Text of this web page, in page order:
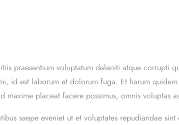
praesentium voluptatum deleniti atque corrupti
id est laborum et dolorum fuga. Et harum
placeat facere possimus, omnis voluptas
saepe eveniet ut et voluptates repudiandae